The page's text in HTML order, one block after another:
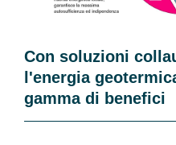
Con soluzioni
l'energia
gamma di benefici